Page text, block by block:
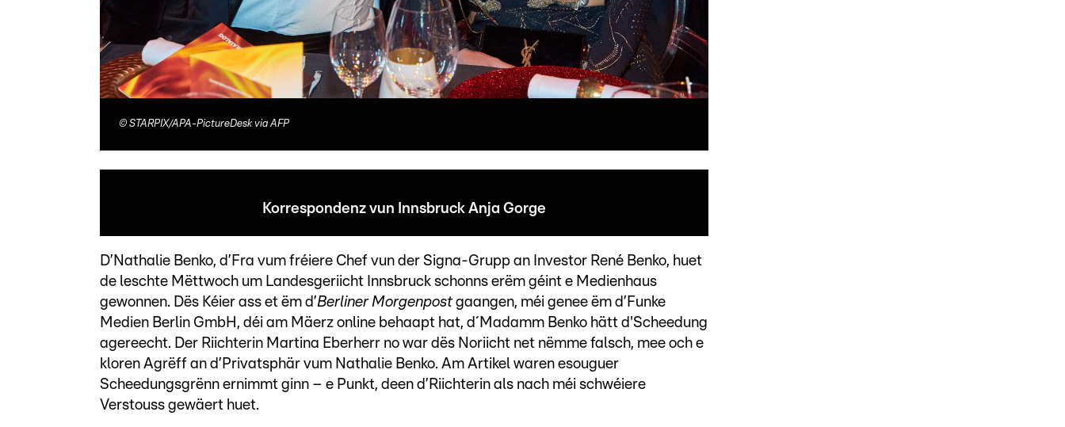
© STARPIX/APA-PictureDesk via AFP
Korrespondenz vun Innsbruck Anja Gorge
D’Nathalie Benko, d’Fra vum fréiere Chef vun der Signa-Grupp an Investor René Benko, huet
de leschte Mëttwoch um Landesgeriicht Innsbruck schonns erëm géint e Medienhaus
gewonnen. Dës Kéier ass et ëm d’Berliner Morgenpost gaangen, méi genee ëm d’Funke
Medien Berlin GmbH, déi am Mäerz online behaapt hat, d´Madamm Benko hätt d'Scheedung
agereecht. Der Riichterin Martina Eberherr no war dës Noriicht net nëmme falsch, mee och e
kloren Agrëff an d’Privatsphär vum Nathalie Benko. Am Artikel waren esouguer
Scheedungsgrënn ernimmt ginn – e Punkt, deen d’Riichterin als nach méi schwéiere
Verstouss gewäert huet.